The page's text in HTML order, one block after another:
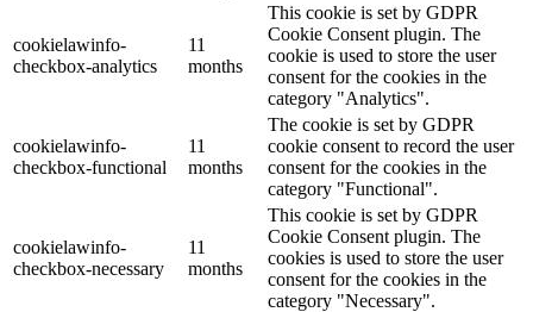
cookielawinfo-
checkbox-analytics
11
months
This cookie is set by GDPR
Cookie Consent plugin. The
cookie is used to store the user
consent for the cookies in the
category "Analytics".
cookielawinfo-
checkbox-functional
11
months
The cookie is set by GDPR
cookie consent to record the user
consent for the cookies in the
category "Functional".
cookielawinfo-
checkbox-necessary
11
months
This cookie is set by GDPR
Cookie Consent plugin. The
cookies is used to store the user
consent for the cookies in the
category "Necessary".